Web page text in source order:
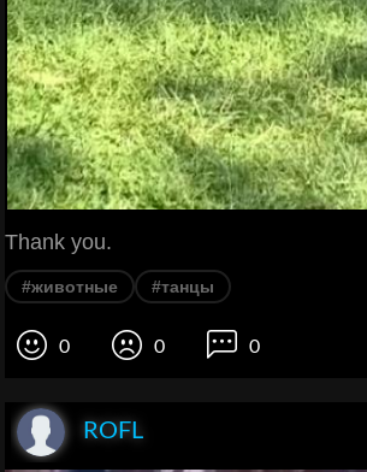
Thank you.
#животные #танцы
0 0 0
ROFL